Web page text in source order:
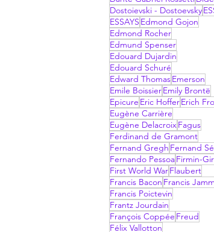
Dostoievski - Dostoevsky
ESSAYS Edmond Gojon
Edmond Rocher
Edmund Spenser
Edouard Dujardin
Edouard Schuré
Edward ThomasEmerson
Emile BoissierEmily Brontë
Epicure Eric HofferErich
Eugène Carrière
Eugène DelacroixFagus
Ferdinand de Gramont
Fernand Gregh Fernand
Fernando PessoaFirmin-
First World WarFlaubert
Francis Bacon Francis
Francis Poictevin
Frantz Jourdain
François Coppée Freud
Félix Vallotton